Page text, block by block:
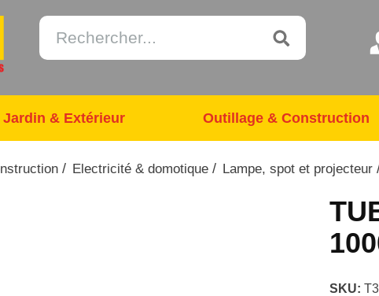
Jardin & Extérieur Outillage & Construction
/ Electricité & domotique / Lampe, spot et projecteur
SKU: